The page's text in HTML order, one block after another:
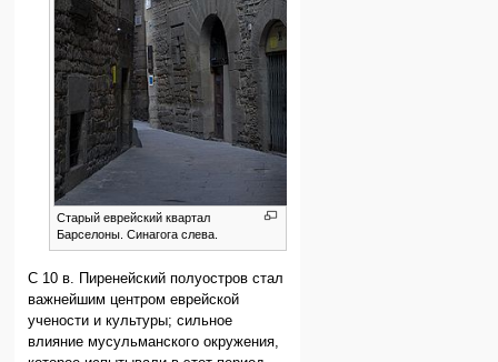
Старый еврейский квартал
Барселоны. Синагога слева.
С 10 в. Пиренейский полуостров стал
важнейшим центром еврейской
учености и культуры; сильное
влияние мусульманского окружения,